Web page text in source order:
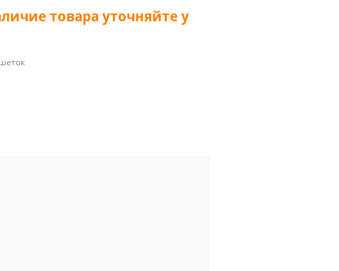
товара уточняйте у